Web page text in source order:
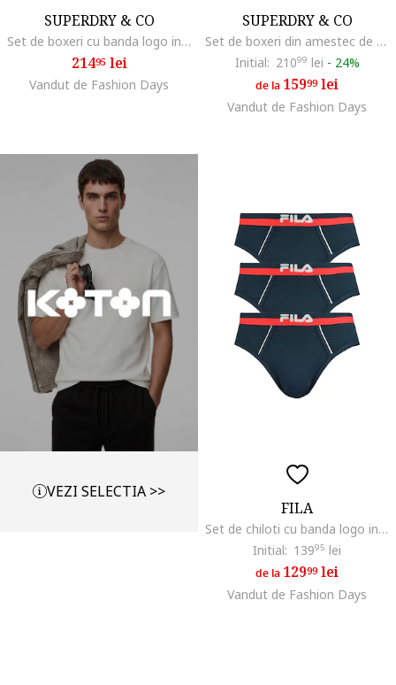
SUPERDRY & CO
Set de boxeri cu banda logo in talie - 3 Perechi, Negru/Portocaliu/Gri melange
21495lei
Vandut de Fashion Days
SUPERDRY & CO
Set de boxeri din amestec de bumbac cu banda logo in talie - 3 perechi, Negru/Portocaliu mandarina
Initial: 21099 lei - 24%
de la 15999lei
Vandut de Fashion Days
VEZI SELECTIA >>
FILA
Set de chiloti cu banda logo in talie - 3 perechi, Bleumarin
Initial: 13995 lei
de la 12999lei
Vandut de Fashion Days